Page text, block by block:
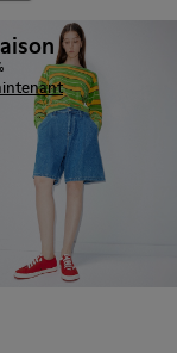
noir pour femme.